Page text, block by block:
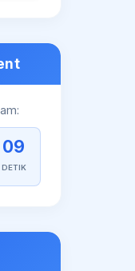
08
DETIK